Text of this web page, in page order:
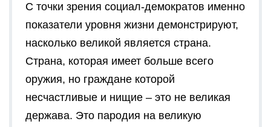
С точки зрения социал-демократов именно
показатели уровня жизни демонстрируют,
насколько великой является страна.
Страна, которая имеет больше всего
оружия, но граждане которой
несчастливые и нищие – это не великая
держава. Это пародия на великую